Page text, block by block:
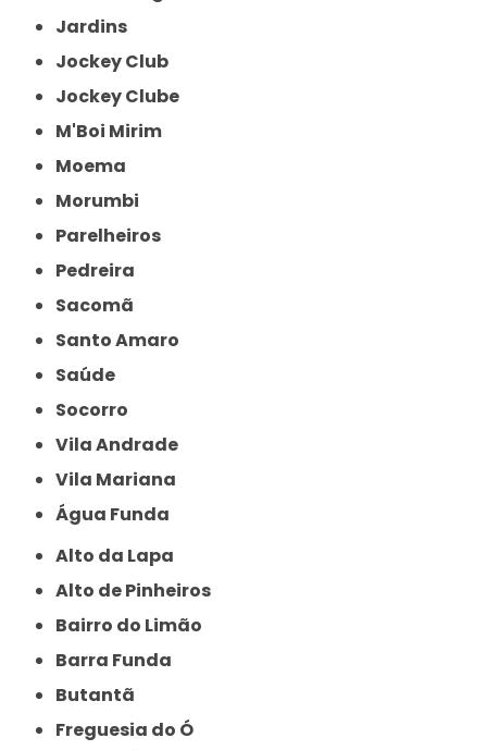
Jardins
Jockey Club
Jockey Clube
M'Boi Mirim
Moema
Morumbi
Parelheiros
Pedreira
Sacomã
Santo Amaro
Saúde
Socorro
Vila Andrade
Vila Mariana
Água Funda
Alto da Lapa
Alto de Pinheiros
Bairro do Limão
Barra Funda
Butantã
Freguesia do Ó